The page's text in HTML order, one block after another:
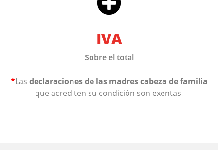
IVA
Sobre el total
*Las declaraciones de las madres cabeza de familia
que acrediten su condición son exentas.